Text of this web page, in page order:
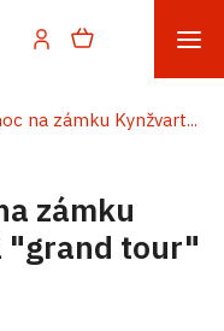
na zámku Kynžvart...
zámku
"grand tour"